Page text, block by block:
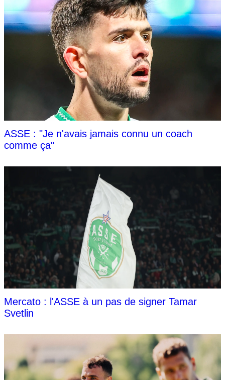
ASSE : "Je n'avais jamais connu un coach
comme ça"
Mercato : l'ASSE à un pas de signer Tamar
Svetlin